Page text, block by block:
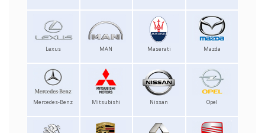
Lexus MAN Maserati Mazda
Mercedes-Benz Mitsubishi Nissan Opel